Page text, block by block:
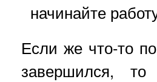
начинайте
Если же что-то
завершился,